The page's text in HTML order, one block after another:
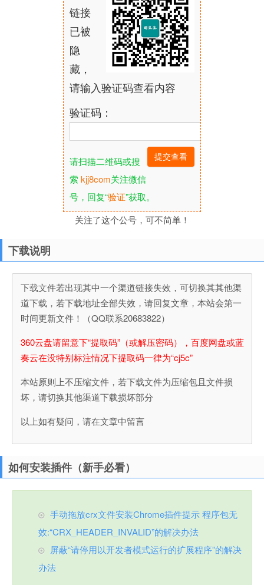
链接
已被
隐
藏，
请输入验证码查看内容
验证码：
请扫描二维码或搜
索kjj8com关注微信
号，回复“验证”获取。
关注了这个公号，可不简单！
下载说明
下载文件若出现其中一个渠道链接失效，可切换其其他渠
道下载，若下载地址全部失效，请回复文章，本站会第一
时间更新文件！（QQ联系20683822）
360云盘请留意下“提取码”（或解压密码），百度网盘或蓝
奏云在没特别标注情况下提取码一律为“cj5c”
本站原则上不压缩文件，若下载文件为压缩包且文件损
坏，请切换其他渠道下载损坏部分
以上如有疑问，请在文章中留言
如何安装插件（新手必看）
手动拖放crx文件安装Chrome插件提示 程序包无
效:“CRX_HEADER_INVALID”的解决办法
屏蔽“请停用以开发者模式运行的扩展程序”的解决
办法